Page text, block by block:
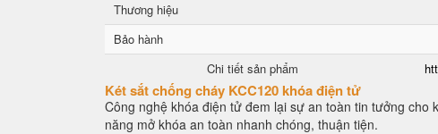
Thương hiệu
Bảo hành
Chi tiết sản phẩm
Két sắt chống cháy KCC120 khóa điện tử
Công nghệ khóa điện tử đem lại sự an toàn tin tưởng
năng mở khóa an toàn nhanh chóng, thuận tiện.